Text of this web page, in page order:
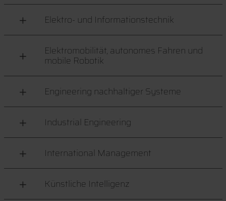
Elektro- und Informationstechnik
Elektromobilität, autonomes Fahren und
mobile Robotik
Engineering nachhaltiger Systeme
Industrial Engineering
International Management
Künstliche Intelligenz